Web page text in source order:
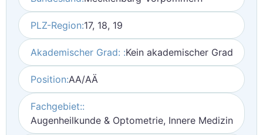
PLZ-Region:17, 18, 19
Akademischer Grad: :Kein akademischer Grad
Position:AA/AÄ
Fachgebiet::
Augenheilkunde & Optometrie, Innere Medizin